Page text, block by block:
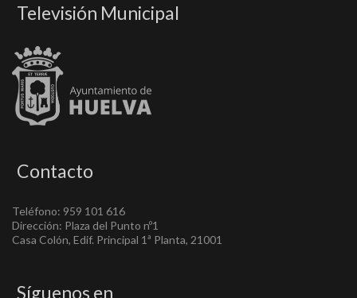
Televisión Municipal
Contacto
Teléfono: 959 101 616
Dirección: Plaza del Punto nº1
Casa Colón, Edif. Principal 1ª Planta, 21001
Síguenos en